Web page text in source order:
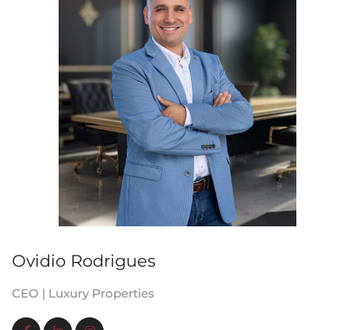
Ovidio Rodrigues
CEO | Luxury Properties